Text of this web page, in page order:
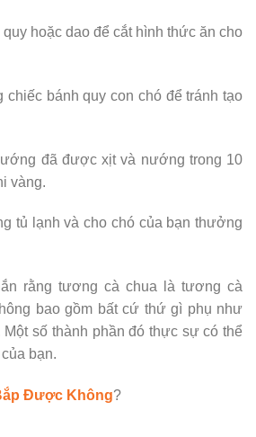
hoặc dao để cắt hình thức ăn cho
chiếc bánh quy con chó để tránh tạo
đã được xịt và nướng trong 10
vàng.
tủ lạnh và cho chó của bạn thưởng
rằng tương cà chua là tương cà
bao gồm bất cứ thứ gì phụ như
Một số thành phần đó thực sự có thể
bạn.
Được Không?